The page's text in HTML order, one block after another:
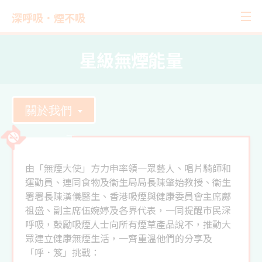
深呼吸．煙不吸
星級無煙能量
關於我們
由「無煙大使」方力申率領一眾藝人、唱片騎師和
運動員、連同食物及衞生局局長陳肇始教授、衞生
署署長陳漢儀醫生、香港吸煙與健康委員會主席鄺
祖盛、副主席伍婉婷及各界代表，一同提醒市民深
呼吸，鼓勵吸煙人士向所有煙草產品說不，推動大
眾建立健康無煙生活，一齊重溫他們的分享及
「呼．笈」挑戰：